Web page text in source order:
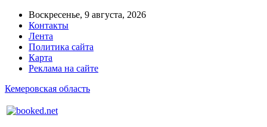
Воскресенье, 9 августа, 2026
Контакты
Лента
Политика сайта
Карта
Реклама на сайте
Кемеровская область